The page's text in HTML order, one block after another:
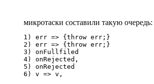
микротаски составили такую очередь:
1) err => {throw err;}
2) err => {throw err;}
3) onFullfiled
4) onRejected,
5) onRejected
6) v => v,